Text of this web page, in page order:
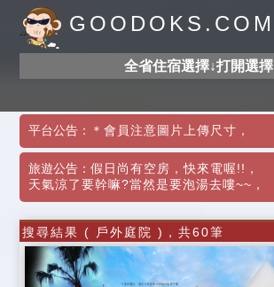
GOODOKS.COM
全省住宿選擇↓打開選擇
平台公告： ＊會員注意圖片上傳尺寸 ，
旅遊公告：假日尚有空房，快來電喔!! ，
天氣涼了要幹嘛?當然是要泡湯去嘍~~ ，
搜尋結果 ( 戶外庭院 )，共60筆